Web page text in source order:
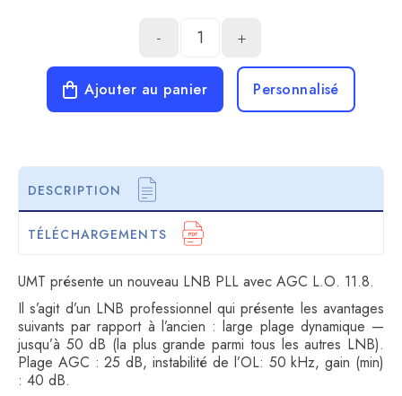
- +
Ajouter au panier Personnalisé
DESCRIPTION
TÉLÉCHARGEMENTS
UMT présente un nouveau LNB PLL avec AGC L.O. 11.8.
Il s’agit d’un LNB professionnel qui présente les avantages
suivants par rapport à l’ancien : large plage dynamique —
jusqu’à 50 dB (la plus grande parmi tous les autres LNB).
Plage AGC : 25 dB, instabilité de l’OL: 50 kHz, gain (min)
: 40 dB.